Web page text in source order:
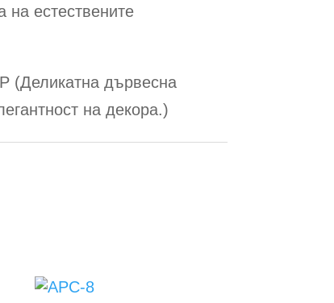
на естествените
(Деликатна дървесна
на декора.)